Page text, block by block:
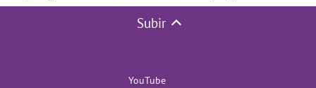
Subir
YouTube